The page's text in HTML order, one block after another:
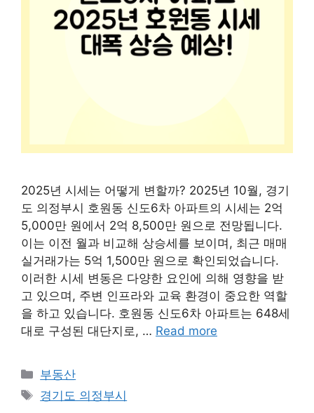
2025년 시세는 어떻게 변할까? 2025년 10월, 경기
도 의정부시 호원동 신도6차 아파트의 시세는 2억
5,000만 원에서 2억 8,500만 원으로 전망됩니다.
이는 이전 월과 비교해 상승세를 보이며, 최근 매매
실거래가는 5억 1,500만 원으로 확인되었습니다.
이러한 시세 변동은 다양한 요인에 의해 영향을 받
고 있으며, 주변 인프라와 교육 환경이 중요한 역할
을 하고 있습니다. 호원동 신도6차 아파트는 648세
대로 구성된 대단지로, … Read more
Categories
부동산
Tags
경기도 의정부시